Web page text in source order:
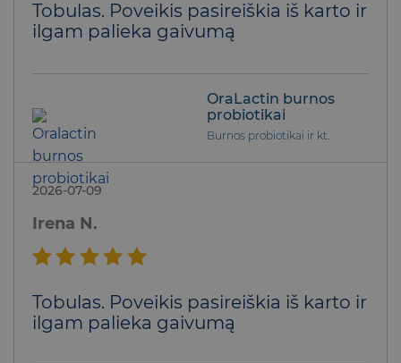
5iš 5
Tobulas. Poveikis pasireiškia iš karto ir
ilgam palieka gaivumą
OraLactin burnos
probiotikai
Burnos probiotikai ir kt.
2026-07-09
Irena N.
5iš 5
Tobulas. Poveikis pasireiškia iš karto ir
ilgam palieka gaivumą